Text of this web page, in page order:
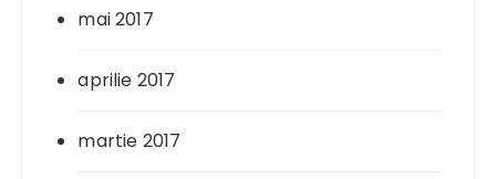
mai 2017
aprilie 2017
martie 2017